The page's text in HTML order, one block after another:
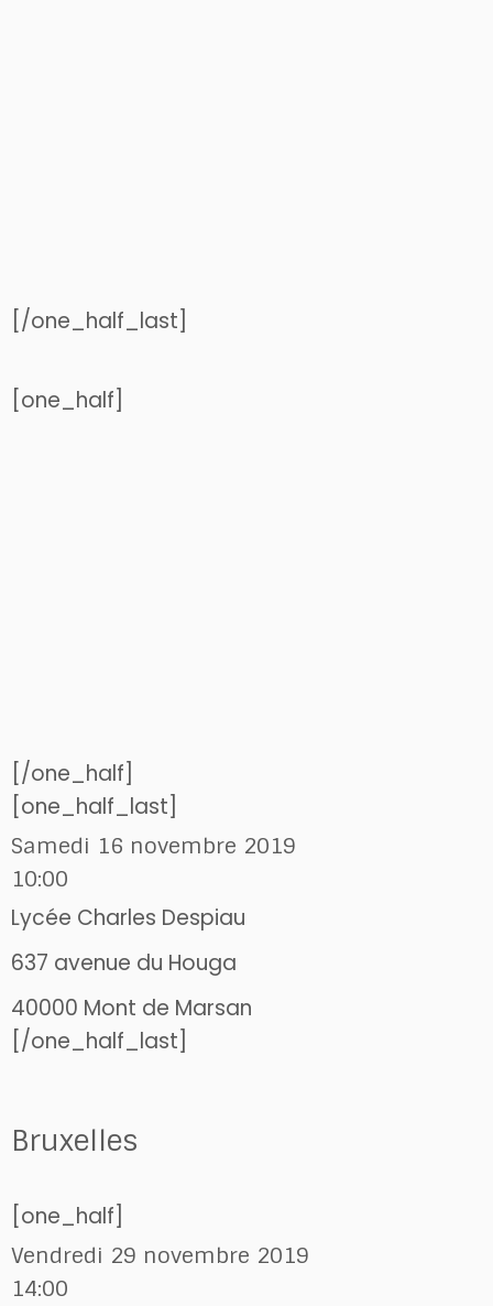
[/one_half_last]
[one_half]
[/one_half]
[one_half_last]
Samedi 16 novembre 2019
10:00
Lycée Charles Despiau
637 avenue du Houga
40000 Mont de Marsan
[/one_half_last]
Bruxelles
[one_half]
Vendredi 29 novembre 2019
14:00